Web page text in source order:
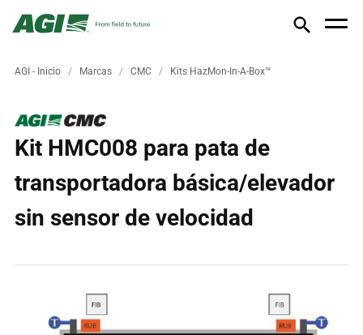
AGI - Inicio Marcas CMC Kits HazMon-In-A-Box™
Kit HMC008 para pata de
transportadora básica/elevador
sin sensor de velocidad